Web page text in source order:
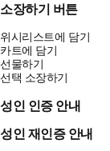
소장하기 버튼
위시리스트에 담기
카트에 담기
선물하기
선택 소장하기
성인 인증 안내
성인 재인증 안내